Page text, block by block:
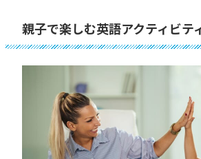
親子で楽しむ英語アクティビテ